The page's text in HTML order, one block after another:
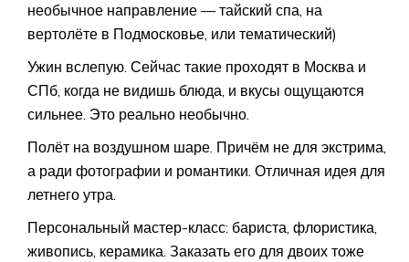
необычное направление — тайский спа, на
вертолёте в Подмосковье, или тематический)
Ужин вслепую. Сейчас такие проходят в Москва и
СПб, когда не видишь блюда, и вкусы ощущаются
сильнее. Это реально необычно.
Полёт на воздушном шаре. Причём не для экстрима,
а ради фотографии и романтики. Отличная идея для
летнего утра.
Персональный мастер-класс: бариста, флористика,
живопись, керамика. Заказать его для двоих тоже